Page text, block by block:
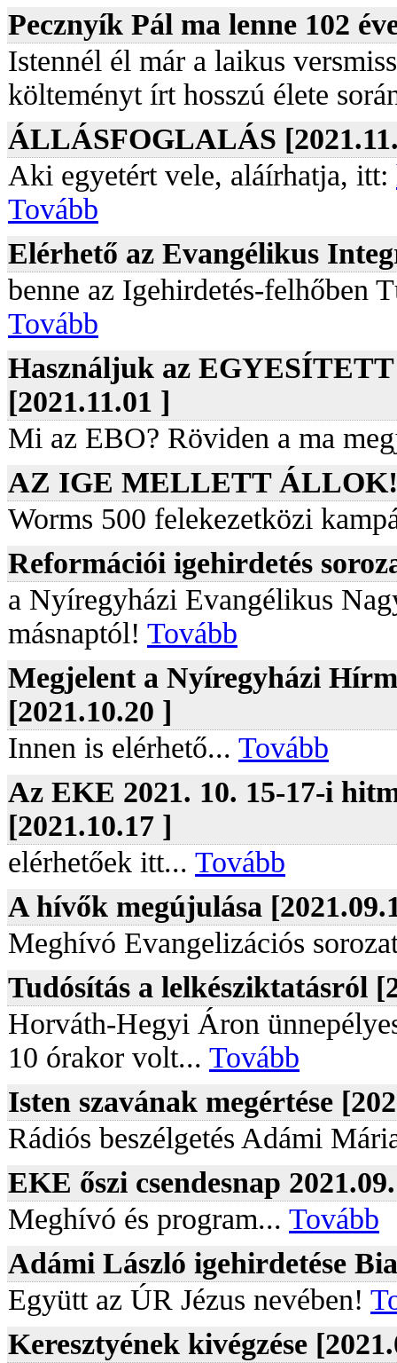
Pecznyík Pál ma lenne 102
Istennél él már a laikus
költeményt írt hosszú élete
ÁLLÁSFOGLALÁS
Aki egyetért vele, aláírhatja, itt:
Tovább
Elérhető az Evangélikus
benne az Igehirdetés-felhőben
Tovább
Használjuk az
[2021.11.01 ]
Mi az EBO? Röviden a ma
AZ IGE MELLETT ÁLLOK!
Worms 500 felekezetközi
Reformációi igehirdetés
a Nyíregyházi Evangélikus
másnaptól! Tovább
Megjelent a Nyíregyházi
[2021.10.20 ]
Innen is elérhető... Tovább
Az EKE 2021. 10. 15-17-i
[2021.10.17 ]
elérhetőek itt... Tovább
A hívők megújulása
Meghívó Evangelizációs
Tudósítás a lelkésziktatásról
Horváth-Hegyi Áron
10 órakor volt... Tovább
Isten szavának megértése
Rádiós beszélgetés Adámi
EKE őszi csendesnap
Meghívó és program... Tovább
Adámi László igehirdetése
Együtt az ÚR Jézus nevében!
Keresztyének kivégzése